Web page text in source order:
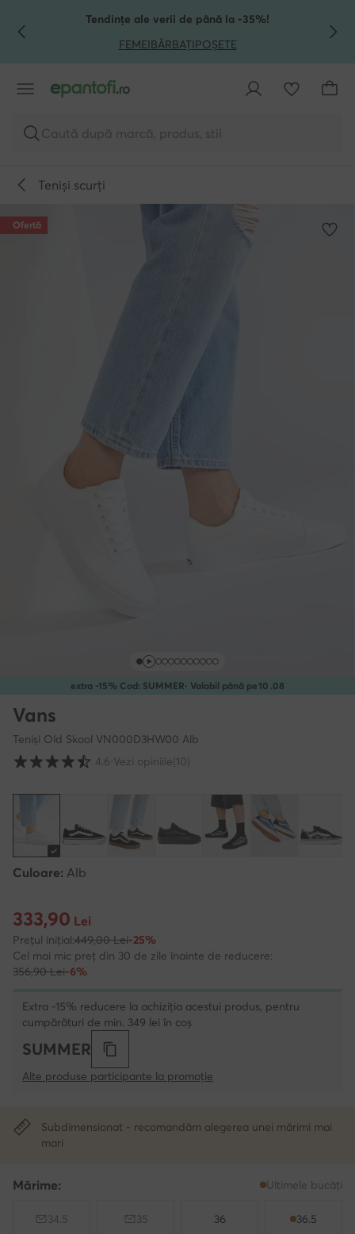
TRECI LA CONȚINUTUL PRINCIPAL
MERGI LA CĂUTARETendințe ale verii de până la -35%!
FEMEIBĂRBAȚIPOȘETE
Caută după marcă, produs, stil
Teniși scurți
extra -15% Cod: SUMMER· Valabil până pe10 .08
Ofertă
Vans
Teniși Old Skool VN000D3HW00 Alb
Evaluarea clienților pe o scară de la 1 la 5
4.6⋅Vezi opiniile(10)
Culoare: Alb
Prețul actual 333,90 Lei
333,90 Lei
Prețul inițial:449,00 Lei-25%
Cel mai mic preț din 30 de zile înainte de reducere:
356,90 Lei-6%
Extra -15% reducere la achiziția acestui produs, pentru
cumpărături de min. 349 lei în coș
SUMMER
Alte produse participante la promoție
Subdimensionat - recomandăm alegerea unei mărimi mai
mari
Mărime: Ultimele bucăți
34.5 35 36 36.5